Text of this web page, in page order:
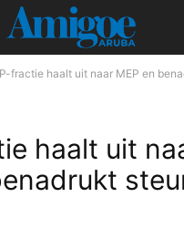
fractie haalt uit naar MEP en
haalt uit